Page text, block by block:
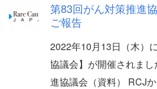
第83回がん対策推進
ご報告
2022年10月13日（木）
協議会】が開催されま
進協議会（資料） RCJ